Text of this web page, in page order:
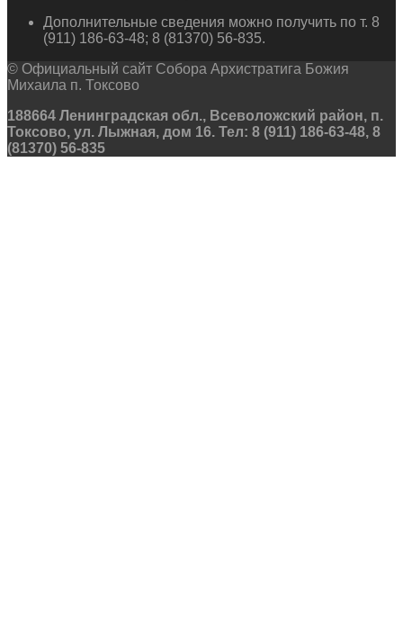
Дополнительные сведения можно получить по т. 8
(911) 186-63-48; 8 (81370) 56-835.
© Официальный сайт Собора Архистратига Божия
Михаила п. Токсово
188664 Ленинградская обл., Всеволожский район, п.
Токсово, ул. Лыжная, дом 16. Тел: 8 (911) 186-63-48, 8
(81370) 56-835